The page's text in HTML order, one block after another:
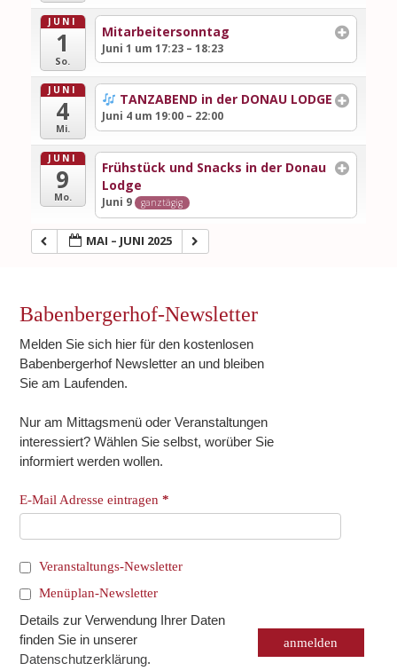
JUNI
1
So.
Mitarbeitersonntag
Juni 1 um 17:23 – 18:23
JUNI
4
Mi.
TANZABEND in der DONAU LODGE
Juni 4 um 19:00 – 22:00
JUNI
9
Mo.
Frühstück und Snacks in der Donau
Lodge
Juni 9 ganztägig
MAI – JUNI 2025
Babenbergerhof-Newsletter
Melden Sie sich hier für den kostenlosen
Babenbergerhof Newsletter an und bleiben
Sie am Laufenden.
Nur am Mittagsmenü oder Veranstaltungen
interessiert? Wählen Sie selbst, worüber Sie
informiert werden wollen.
E-Mail Adresse eintragen*
Veranstaltungs-Newsletter
Menüplan-Newsletter
Details zur Verwendung Ihrer Daten
finden Sie in unserer
Datenschutzerklärung.